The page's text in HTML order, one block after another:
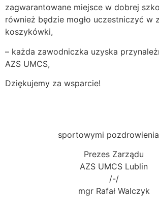
zagwarantowane miejsce w dobrej
również będzie mogło uczestniczyć w
koszykówki,
– każda zawodniczka uzyska
AZS UMCS,
Dziękujemy za wsparcie!
sportowymi
Prezes Zarządu
AZS UMCS Lublin
/-/
mgr Rafał Walczyk